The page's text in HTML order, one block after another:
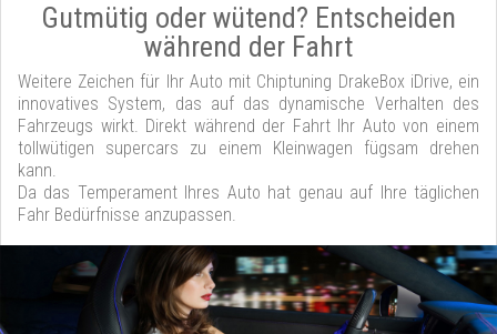
Gutmütig oder wütend? Entscheiden
während der Fahrt
Weitere Zeichen für Ihr Auto mit Chiptuning DrakeBox iDrive, ein
innovatives System, das auf das dynamische Verhalten des
Fahrzeugs wirkt. Direkt während der Fahrt Ihr Auto von einem
tollwütigen supercars zu einem Kleinwagen fügsam drehen
kann.
Da das Temperament Ihres Auto hat genau auf Ihre täglichen
Fahr Bedürfnisse anzupassen.